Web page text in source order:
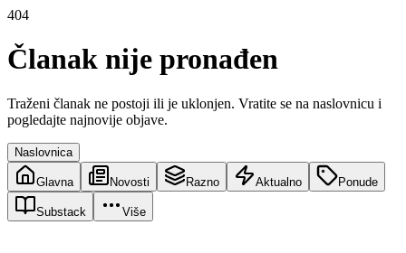
404
Članak nije pronađen
Traženi članak ne postoji ili je uklonjen. Vratite se na naslovnicu i
pogledajte najnovije objave.
Naslovnica
Glavna Novosti Razno Aktualno Ponude
Substack Više